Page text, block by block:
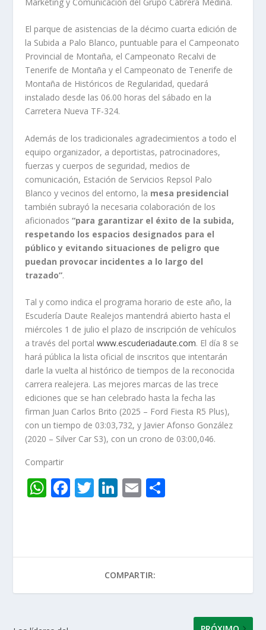
El parque de asistencias de la décimo cuarta edición de
la Subida a Palo Blanco, puntuable para el Campeonato
Provincial de Montaña, el Campeonato Recalvi de
Tenerife de Montaña y el Campeonato de Tenerife de
Montaña de Históricos de Regularidad, quedará
instalado desde las 06.00 horas del sábado en la
Carretera Nueva TF-324.
Además de los tradicionales agradecimientos a todo el
equipo organizador, a deportistas, patrocinadores,
fuerzas y cuerpos de seguridad, medios de
comunicación, Estación de Servicios Repsol Palo
Blanco y vecinos del entorno, la mesa presidencial
también subrayó la necesaria colaboración de los
aficionados“para garantizar el éxito de la subida,
respetando los espacios designados para el
público y evitando situaciones de peligro que
puedan provocar incidentes a lo largo del
trazado”.
Tal y como indica el programa horario de este año, la
Escudería Daute Realejos mantendrá abierto hasta el
miércoles 1 de julio el plazo de inscripción de vehículos
a través del portalwww.escuderiadaute.com. El día 8 se
hará pública la lista oficial de inscritos que intentarán
darle la vuelta al histórico de tiempos de la reconocida
carrera realejera. Las mejores marcas de las trece
ediciones que se han celebrado hasta la fecha las
firman Juan Carlos Brito (2025 – Ford Fiesta R5 Plus),
con un tiempo de 03:03,732, y Javier Afonso González
(2020 – Silver Car S3), con un crono de 03:00,046.
Compartir
W
A
p
F
o
k
T Li
dI
n
E
ar
r
COMPARTIR: